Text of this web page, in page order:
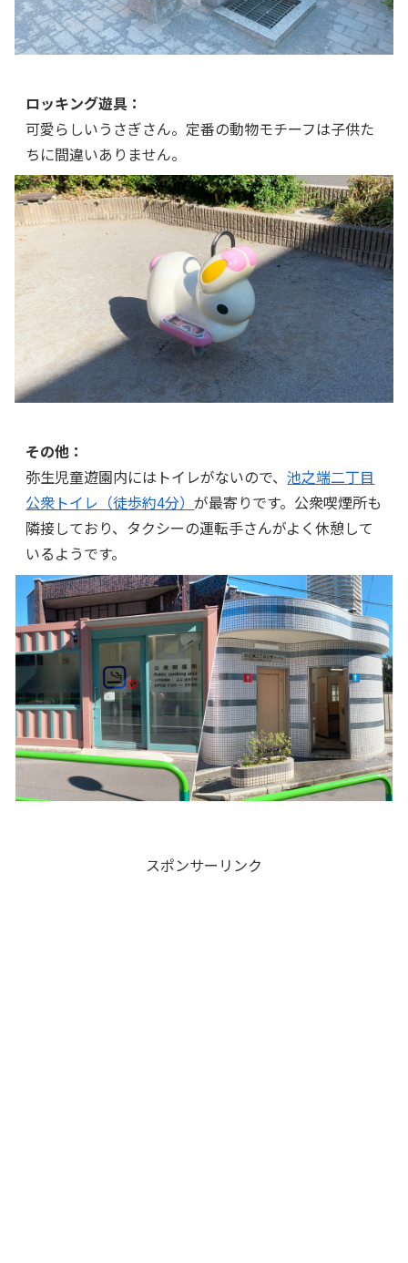
ロッキング遊具：
可愛らしいうさぎさん。定番の動物モチーフは子供た
ちに間違いありません。
その他：
弥生児童遊園内にはトイレがないので、池之端二丁目
公衆トイレ（徒歩約4分）が最寄りです。公衆喫煙所も
隣接しており、タクシーの運転手さんがよく休憩して
いるようです。
スポンサーリンク